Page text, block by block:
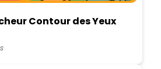
Contour des Yeux